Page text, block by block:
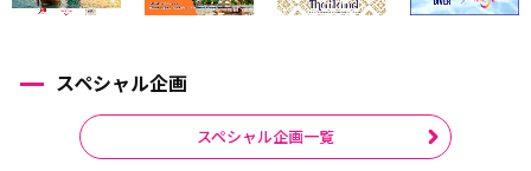
スペシャル企画
スペシャル企画一覧